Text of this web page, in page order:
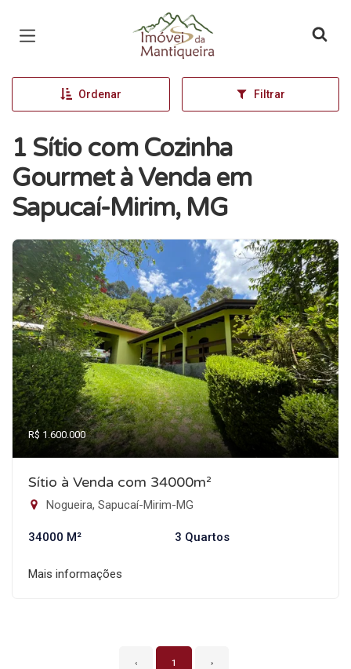
Página inicial
Ordenar Filtrar
1 Sítio com Cozinha
Gourmet à Venda em
Sapucaí-Mirim, MG
R$ 1.600.000
Sítio à Venda com 34000m²
Nogueira, Sapucaí-Mirim-MG
34000 M² 3 Quartos
Mais informações
‹ 1 ›